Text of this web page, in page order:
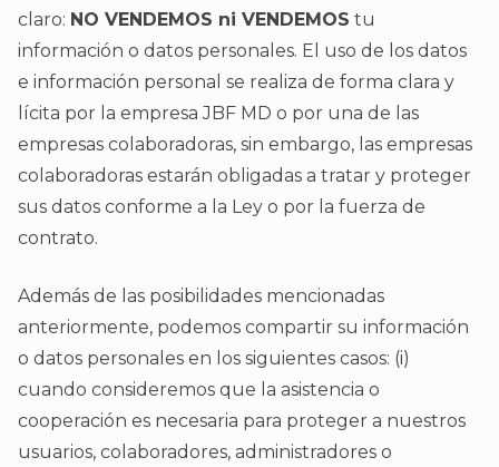
claro: NO VENDEMOS ni VENDEMOS tu
información o datos personales. El uso de los datos
e información personal se realiza de forma clara y
lícita por la empresa JBF MD o por una de las
empresas colaboradoras, sin embargo, las empresas
colaboradoras estarán obligadas a tratar y proteger
sus datos conforme a la Ley o por la fuerza de
contrato.
Además de las posibilidades mencionadas
anteriormente, podemos compartir su información
o datos personales en los siguientes casos: (i)
cuando consideremos que la asistencia o
cooperación es necesaria para proteger a nuestros
usuarios, colaboradores, administradores o